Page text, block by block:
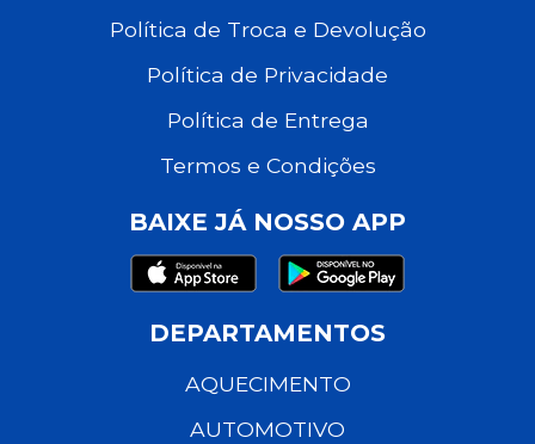
Política de Troca e Devolução
Política de Privacidade
Política de Entrega
Termos e Condições
BAIXE JÁ NOSSO APP
DEPARTAMENTOS
AQUECIMENTO
AUTOMOTIVO